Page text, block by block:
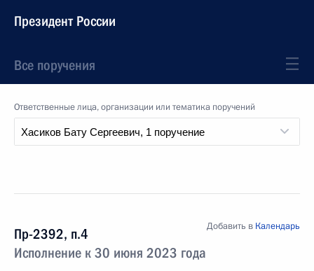
Президент России
Все поручения
Ответственные лица, организации или тематика поручений
Пр-2392, п.4
Исполнение к 30 июня 2023 года
Добавить в Календарь